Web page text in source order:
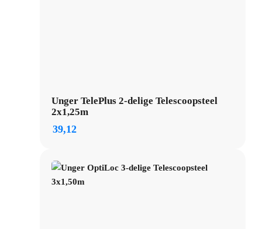
Unger TelePlus 2-delige Telescoopsteel
2x1,25m
39,12